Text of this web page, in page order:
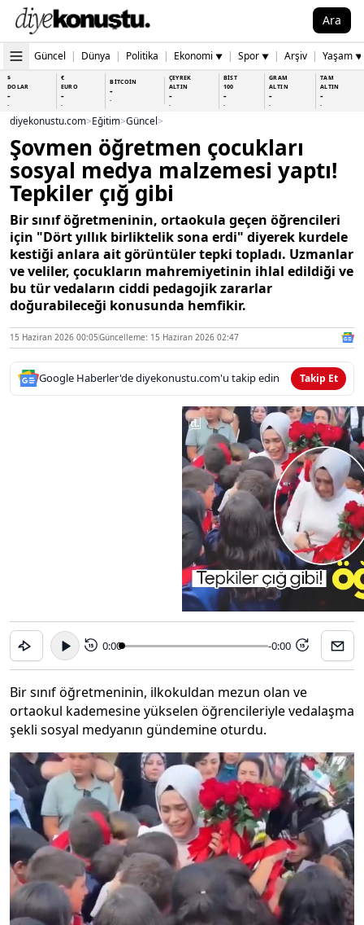
Ara
Güncel | Dünya | Politika | Ekonomi ▼ | Spor ▼ | Arşiv | Yaşam ▼
$
DOLAR
-
-
€
EURO
-
-
BİTCOİN
-
-
ÇEYREK
ALTIN
-
-
BİST
100
-
-
GRAM
ALTIN
-
-
TAM
ALTIN
-
-
diyekonustu.com>Eğitim>Güncel>
Şovmen öğretmen çocukları
sosyal medya malzemesi yaptı!
Tepkiler çığ gibi
Bir sınıf öğretmeninin, ortaokula geçen öğrencileri
için "Dört yıllık birliktelik sona erdi" diyerek kurdele
kestiği anlara ait görüntüler tepki topladı. Uzmanlar
ve veliler, çocukların mahremiyetinin ihlal edildiği ve
bu tür vedaların ciddi pedagojik zararlar
doğurabileceği konusunda hemfikir.
15 Haziran 2026 00:05Güncelleme: 15 Haziran 2026 02:47
Google Haberler'de diyekonustu.com'u takip edin Takip Et
15 0:00 -0:00 15
Bir sınıf öğretmeninin, ilkokuldan mezun olan ve
ortaokul kademesine yükselen öğrencileriyle vedalaşma
şekli sosyal medyanın gündemine oturdu.